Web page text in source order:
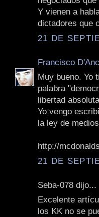
Y vienen a
dictadores que
21 DE
Francisco
Muy bueno. Yo
palabra
libertad
Yo vengo
la ley de
http://
21 DE
Seba-078 dijo...
Excelente
los KK no se